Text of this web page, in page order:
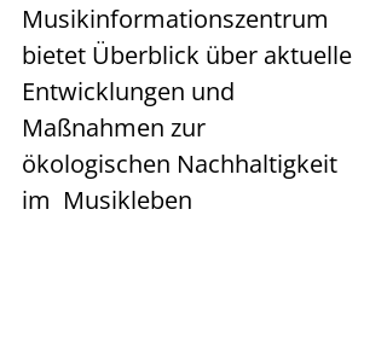
Musikinformationszentrum
bietet Überblick über aktuelle
Entwicklungen und
Maßnahmen zur
ökologischen Nachhaltigkeit
im  Musikleben